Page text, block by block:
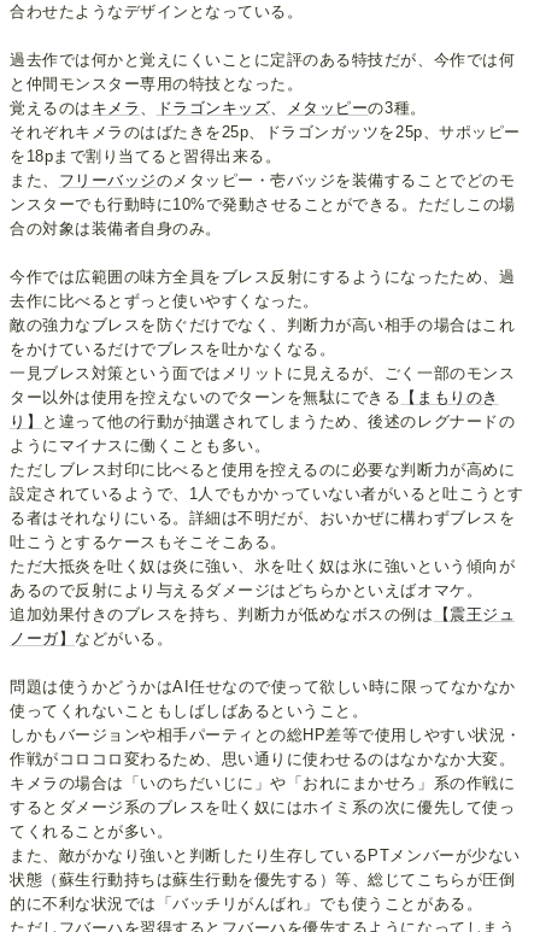
合わせたようなデザインとなっている。
過去作では何かと覚えにくいことに定評のある特技だが、今作では何
と仲間モンスター専用の特技となった。
覚えるのは キメラ ドラゴンキッズ メタッピーの3種。
それぞれキメラのはばたきを25p、ドラゴンガッツを25p、サポッピー
を18pまで割り当てると習得出来る。
また、 フリーバッジのメタッピー・壱バッジを装備することでどのモ
ンスターでも行動時に10%で発動させることができる。ただしこの場
合の対象は装備者自身のみ。
今作では広範囲の味方全員をブレス反射にするようになったため、過
去作に比べるとずっと使いやすくなった。
敵の強力なブレスを防ぐだけでなく、判断力が高い相手の場合はこれ
をかけているだけでブレスを吐かなくなる。
一見ブレス対策という面ではメリットに見えるが、ごく一部のモンス
ター以外は使用を控えないのでターンを無駄にできる 【まもりのき
り】
と違って他の行動が抽選されてしまうため、後述のレグナードの
ようにマイナスに働くことも多い。
ただしブレス封印に比べると使用を控えるのに必要な判断力が高めに
設定されているようで、1人でもかかっていない者がいると吐こうとす
る者はそれなりにいる。詳細は不明だが、おいかぜに構わずブレスを
吐こうとするケースもそこそこある。
ただ大抵炎を吐く奴は炎に強い、氷を吐く奴は氷に強いという傾向が
あるので反射により与えるダメージはどちらかといえばオマケ。
追加効果付きのブレスを持ち、判断力が低めなボスの例は
【震王ジュ
ノーガ】 などがいる。
問題は使うかどうかはAI任せなので使って欲しい時に限ってなかなか
使ってくれないこともしばしばあるということ。
しかもバージョンや相手パーティとの総HP差等で使用しやすい状況・
作戦がコロコロ変わるため、思い通りに使わせるのはなかなか大変。
キメラの場合は「いのちだいじに」や「おれにまかせろ」系の作戦に
するとダメージ系のブレスを吐く奴にはホイミ系の次に優先して使っ
てくれることが多い。
また、敵がかなり強いと判断したり生存しているPTメンバーが少ない
状態（蘇生行動持ちは蘇生行動を優先する）等、総じてこちらが圧倒
的に不利な状況では「バッチリがんばれ」でも使うことがある。
ただしフバーハを習得するとフバーハを優先するようになってしまう